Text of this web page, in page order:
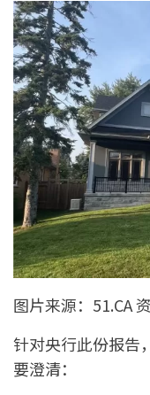
图片来源：51.CA
针对央行此份报告
要澄清：